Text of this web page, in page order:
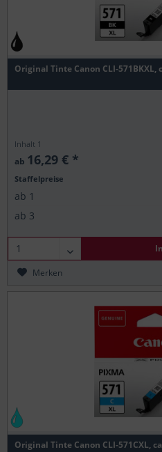
Original Tinte Canon CLI-571BKXL,
Inhalt 1
ab 16,29 € *
Staffelpreise
ab 1
ab 3
Merken
Original Tinte Canon CLI-571CXL,